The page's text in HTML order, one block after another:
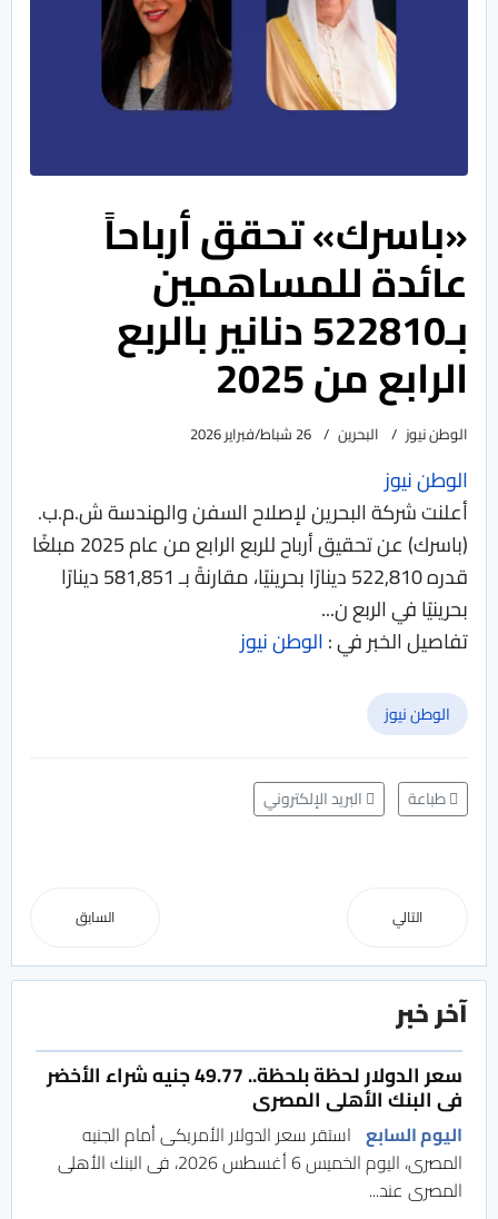
«باسرك» تحقق أرباحاً
عائدة للمساهمين
بـ522810 دنانير بالربع
الرابع من 2025
الوطن نيوز البحرين 26 شباط/فبراير 2026
الوطن نيوز
أعلنت شركة البحرين لإصلاح السفن والهندسة ش.م.ب.
(باسرك) عن تحقيق أرباح للربع الرابع من عام 2025 مبلغًا
قدره 522,810 دينارًا بحرينيًا، مقارنةً بـ 581,851 دينارًا
بحرينيًا في الربع ن...
تفاصيل الخبر في :الوطن نيوز
الوطن نيوز
طباعة البريد الإلكتروني
السابق التالي
آخر خبر
سعر الدولار لحظة بلحظة.. 49.77 جنيه شراء الأخضر
فى البنك الأهلى المصرى
اليوم السابع استقر سعر الدولار الأمريكى أمام الجنيه
المصرى، اليوم الخميس 6 أغسطس 2026، فى البنك الأهلى
المصرى عند...